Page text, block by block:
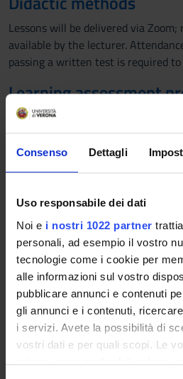
Consenso Dettagli
Uso responsabile dei dati
Noi e i nostri 1022 partner
personali, ad esempio il vostro
tecnologie come i cookie per
alle informazioni sul vostro
pubblicare annunci e contenuti
gli annunci e i contenuti,
i servizi. Avete la possibilità di
vostri dati e per quali scopi. Le
privacy sono applicabili solo su
Lessons will be delivered via
available by the lecturer.
passing a written test is required
Learning assessment
The final assessment will be
Alternatively, there will be a
Students with disabilities or
of the exam, must follow the
Scheduled Lessons
CLASSROOM